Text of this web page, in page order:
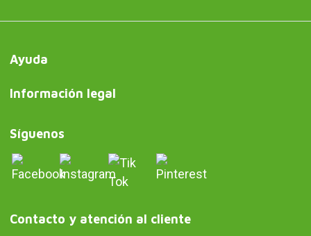
Ayuda
Información legal
Síguenos
Contacto y atención al cliente